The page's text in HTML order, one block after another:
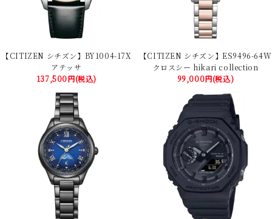
【CITIZEN シチズン】BY1004-17X
アテッサ
137,500円(税込)
【CITIZEN シチズン】ES9496-64W
クロスシー hikari collection
99,000円(税込)